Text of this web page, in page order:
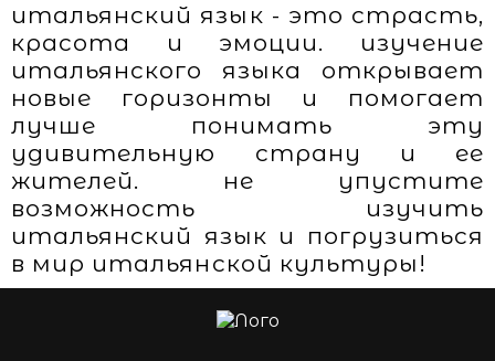
итальянский язык - это страсть,
красота и эмоции. изучение
итальянского языка открывает
новые горизонты и помогает
лучше понимать эту
удивительную страну и ее
жителей. не упустите
возможность изучить
итальянский язык и погрузиться
в мир итальянской культуры!